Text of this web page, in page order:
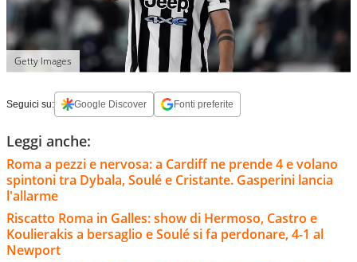
Getty Images
Seguici su: Google Discover Fonti preferite
Leggi anche:
Roma a pezzi e nervosa: a Cardiff ne prende 4 e volano
spintoni tra Dybala, Soulé e Cristante. Gasperini lancia
l'allarme
Riscatto Roma in Galles: show di Hermoso, Castro e
Koulierakis a bersaglio e Soulé si fa perdonare, 4-1 al
Newport